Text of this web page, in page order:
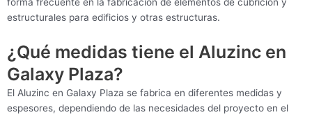
estructurales para edificios y otras estructuras.
¿Qué medidas tiene el Aluzinc en
Galaxy Plaza?
El Aluzinc en Galaxy Plaza se fabrica en diferentes medidas y
espesores, dependiendo de las necesidades del proyecto en el